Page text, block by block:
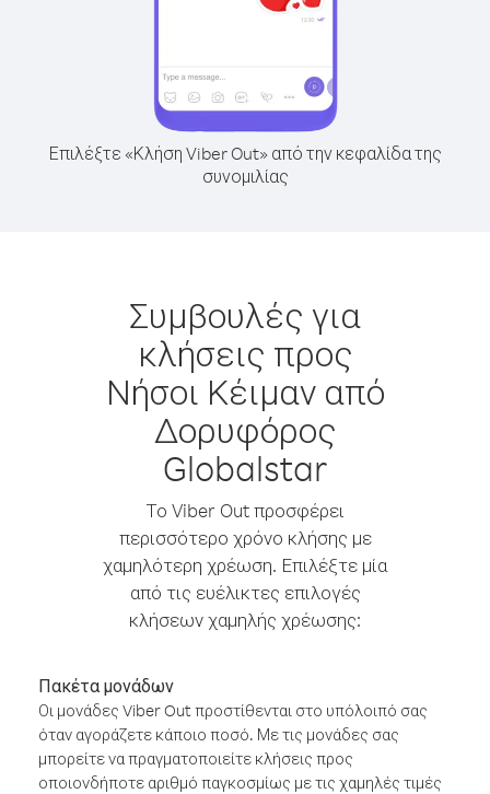
Επιλέξτε «Κλήση Viber Out» από την κεφαλίδα της
συνομιλίας
Συμβουλές για
κλήσεις προς
Νήσοι Κέιμαν από
Δορυφόρος
Globalstar
Το Viber Out προσφέρει
περισσότερο χρόνο κλήσης με
χαμηλότερη χρέωση. Επιλέξτε μία
από τις ευέλικτες επιλογές
κλήσεων χαμηλής χρέωσης:
Πακέτα μονάδων
Οι μονάδες Viber Out προστίθενται στο υπόλοιπό σας
όταν αγοράζετε κάποιο ποσό. Με τις μονάδες σας
μπορείτε να πραγματοποιείτε κλήσεις προς
οποιονδήποτε αριθμό παγκοσμίως με τις χαμηλές τιμές